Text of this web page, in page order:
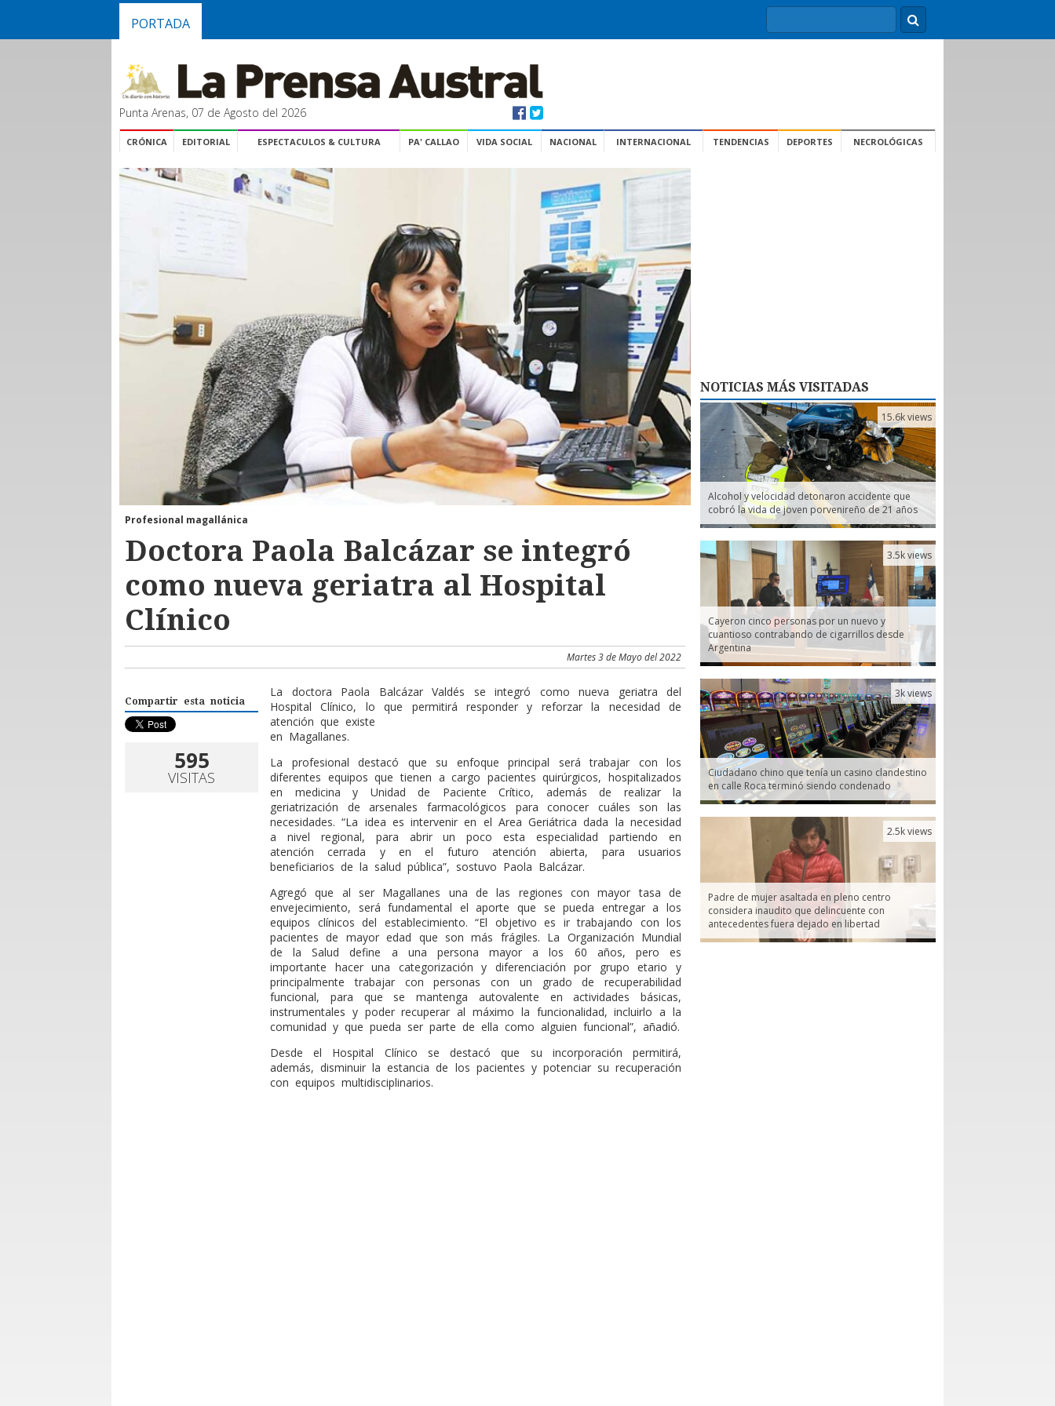
PORTADA
Punta Arenas, 07 de Agosto del 2026
CRÓNICA EDITORIAL ESPECTACULOS & CULTURA PA' CALLAO VIDA SOCIAL NACIONAL INTERNACIONAL TENDENCIAS DEPORTES NECROLÓGICAS
Profesional magallánica
Doctora Paola Balcázar se integró
como nueva geriatra al Hospital
Clínico
Martes 3 de Mayo del 2022
Compartir esta noticia
595
VISITAS
La doctora Paola Balcázar Valdés se integró como nueva geriatra del
Hospital Clínico, lo que permitirá responder y reforzar la necesidad de
atención que existe
en Magallanes.
La profesional destacó que su enfoque principal será trabajar con los
diferentes equipos que tienen a cargo pacientes quirúrgicos, hospitalizados
en medicina y Unidad de Paciente Crítico, además de realizar la
geriatrización de arsenales farmacológicos para conocer cuáles son las
necesidades. “La idea es intervenir en el Area Geriátrica dada la necesidad
a nivel regional, para abrir un poco esta especialidad partiendo en
atención cerrada y en el futuro atención abierta, para usuarios
beneficiarios de la salud pública”, sostuvo Paola Balcázar.
Agregó que al ser Magallanes una de las regiones con mayor tasa de
envejecimiento, será fundamental el aporte que se pueda entregar a los
equipos clínicos del establecimiento. “El objetivo es ir trabajando con los
pacientes de mayor edad que son más frágiles. La Organización Mundial
de la Salud define a una persona mayor a los 60 años, pero es
importante hacer una categorización y diferenciación por grupo etario y
principalmente trabajar con personas con un grado de recuperabilidad
funcional, para que se mantenga autovalente en actividades básicas,
instrumentales y poder recuperar al máximo la funcionalidad, incluirlo a la
comunidad y que pueda ser parte de ella como alguien funcional”, añadió.
Desde el Hospital Clínico se destacó que su incorporación permitirá,
además, disminuir la estancia de los pacientes y potenciar su recuperación
con equipos multidisciplinarios.
NOTICIAS MÁS VISITADAS
Alcohol y velocidad detonaron accidente que
cobró la vida de joven porvenireño de 21 años
15.6k views
Cayeron cinco personas por un nuevo y
cuantioso contrabando de cigarrillos desde
Argentina
3.5k views
Ciudadano chino que tenía un casino clandestino
en calle Roca terminó siendo condenado
3k views
Padre de mujer asaltada en pleno centro
considera inaudito que delincuente con
antecedentes fuera dejado en libertad
2.5k views